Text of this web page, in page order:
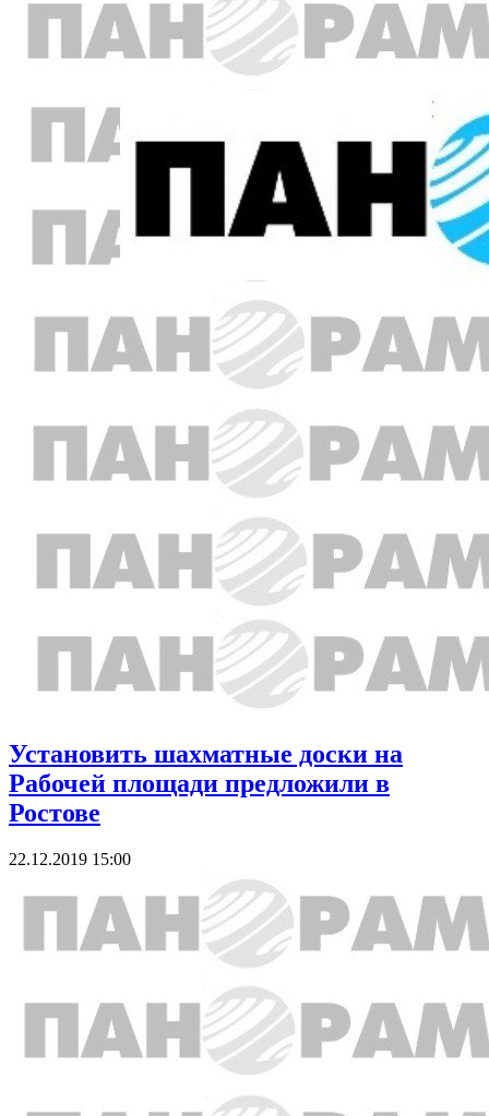
Установить шахматные доски на
Рабочей площади предложили в
Ростове
22.12.2019 15:00